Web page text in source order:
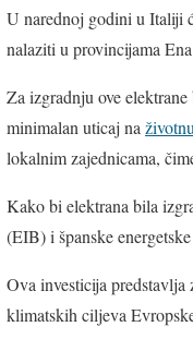
U narednoj godini u Italiji
nalaziti u provincijama
Za izgradnju ove
minimalan uticaj na
lokalnim zajednicama,
Kako bi elektrana bila
(EIB) i španske
Ova investicija
klimatskih ciljeva